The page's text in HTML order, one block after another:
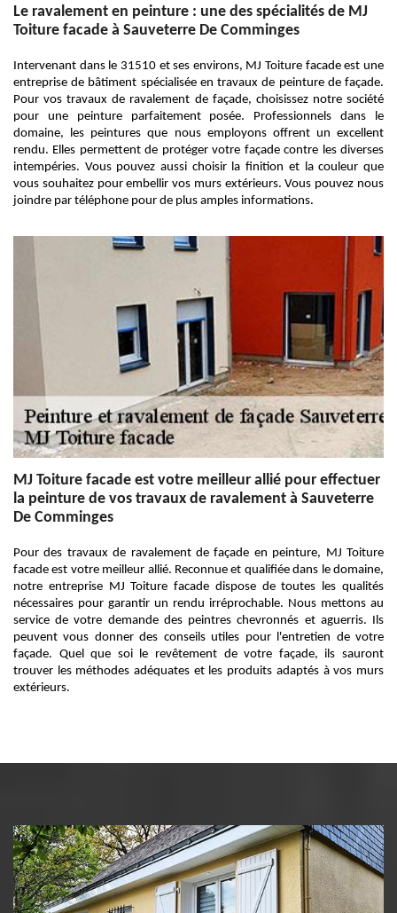
Le ravalement en peinture : une des spécialités de MJ
Toiture facade à Sauveterre De Comminges
Intervenant dans le 31510 et ses environs, MJ Toiture facade est une
entreprise de bâtiment spécialisée en travaux de peinture de façade.
Pour vos travaux de ravalement de façade, choisissez notre société
pour une peinture parfaitement posée. Professionnels dans le
domaine, les peintures que nous employons offrent un excellent
rendu. Elles permettent de protéger votre façade contre les diverses
intempéries. Vous pouvez aussi choisir la finition et la couleur que
vous souhaitez pour embellir vos murs extérieurs. Vous pouvez nous
joindre par téléphone pour de plus amples informations.
MJ Toiture facade est votre meilleur allié pour effectuer
la peinture de vos travaux de ravalement à Sauveterre
De Comminges
Pour des travaux de ravalement de façade en peinture, MJ Toiture
facade est votre meilleur allié. Reconnue et qualifiée dans le domaine,
notre entreprise MJ Toiture facade dispose de toutes les qualités
nécessaires pour garantir un rendu irréprochable. Nous mettons au
service de votre demande des peintres chevronnés et aguerris. Ils
peuvent vous donner des conseils utiles pour l'entretien de votre
façade. Quel que soi le revêtement de votre façade, ils sauront
trouver les méthodes adéquates et les produits adaptés à vos murs
extérieurs.